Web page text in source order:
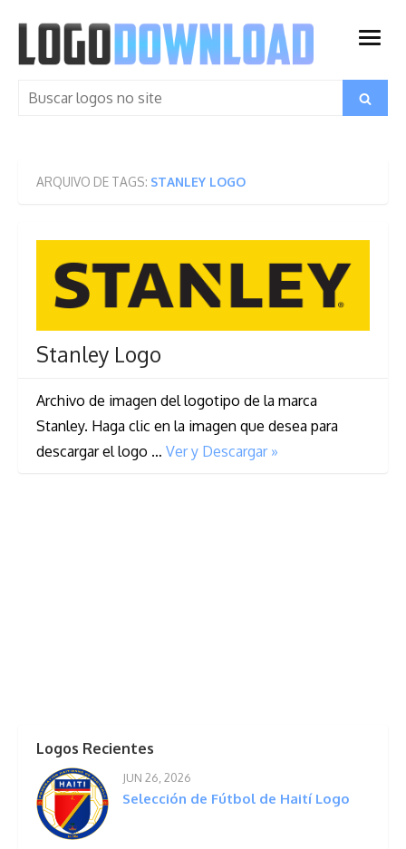
content
open
Search
Search
ARQUIVO DE TAGS: STANLEY LOGO
Stanley Logo
Archivo de imagen del logotipo de la marca
Stanley. Haga clic en la imagen que desea para
descargar el logo … Ver y Descargar »
Logos Recientes
JUN 26, 2026
Selección de Fútbol de Haití Logo